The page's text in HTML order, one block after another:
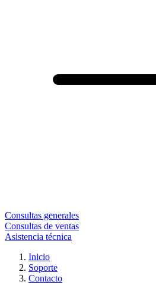
Consultas generales
Consultas de ventas
Asistencia técnica
Inicio
Soporte
Contacto